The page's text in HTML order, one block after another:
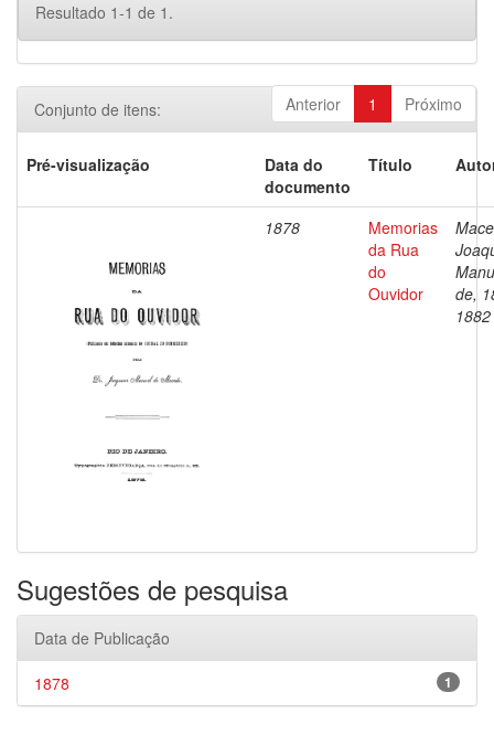
Resultado 1-1 de 1.
Anterior 1 Próximo
Conjunto de itens:
Pré-visualização
Data do
documento
Título
1878
Memorias
da Rua
do
Ouvidor
de,
1882
Sugestões de pesquisa
Data de Publicação
1
1878